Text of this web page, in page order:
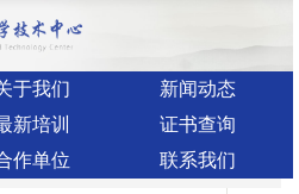
于我们
新闻动态
新培训
证书查询
作单位 联系我们